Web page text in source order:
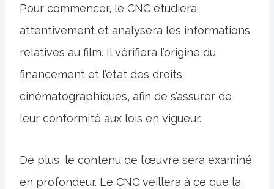
Pour commencer, le CNC étudiera
attentivement et analysera les informations
relatives au film. Il vérifiera l’origine du
financement et l’état des droits
cinématographiques, afin de s’assurer de
leur conformité aux lois en vigueur.
De plus, le contenu de l’œuvre sera examiné
en profondeur. Le CNC veillera à ce que la